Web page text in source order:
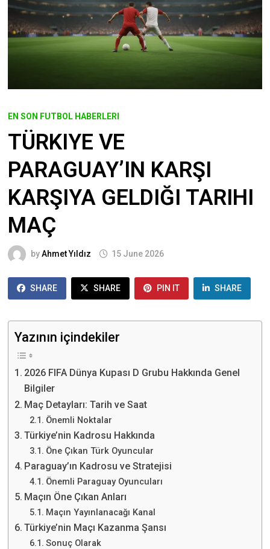
EN SON FUTBOL HABERLERI
TÜRKIYE VE
PARAGUAY’IN KARŞI
KARŞIYA GELDIĞI TARIHI
MAÇ
byAhmet Yıldız 15 June 2026
SHARE SHARE PIN IT SHARE
Yazının içindekiler
2026 FIFA Dünya Kupası D Grubu Hakkında Genel
Bilgiler
Maç Detayları: Tarih ve Saat
Önemli Noktalar
Türkiye’nin Kadrosu Hakkında
Öne Çıkan Türk Oyuncular
Paraguay’ın Kadrosu ve Stratejisi
Önemli Paraguay Oyuncuları
Maçın Öne Çıkan Anları
Maçın Yayınlanacağı Kanal
Türkiye’nin Maçı Kazanma Şansı
Sonuç Olarak